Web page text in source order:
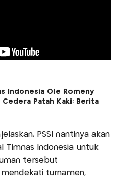
Indonesia Ole Romeny
Cedera Patah Kaki: Berita
PSSI nantinya akan
Timnas Indonesia untuk
tersebut
turnamen,